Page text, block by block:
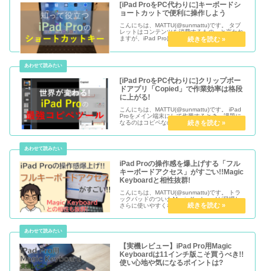
[iPad ProをPC代わりに]キーボードシ
ョートカットで便利に操作しよう
こんにちは、MATTU(@sunmattu)です。 タブ
レットはコンテンツを消費するもの、と言われ
ますが、iPad Proは違います。 iPad Proは、使
えるアプリはPCと比べてまだ差があります
が、PC並みに使える機能は非常に多いです。...
[iPad ProをPC代わりに]クリップボー
ドアプリ「Copied」で作業効率は格段
に上がる!
こんにちは、MATTU(@sunmattu)です。 iPad
Proをメイン端末にして作業するとき、課題に
なるのはコピペなのではないでしょうか。 え、
コピペ？と思われるかと思いますが、コピペの
使い勝手だけでiPad Proへの印象はガラッと...
iPad Proの操作感を爆上げする「フル
キーボードアクセス」がすごい!!Magic
Keyboardと相性抜群!
こんにちは、MATTU(@sunmattu)です。 トラ
ックパッドのついたMagic Keyboardが登場し
さらに使いやすくなったiPad Proですが、組み
合わせるとさらにすごい機能があります。 「フ
ルキーボードアクセス」です。 iPa...
【実機レビュー】iPad Pro用Magic
Keyboardは11インチ版こそ買うべき!!
使い心地や気になるポイントは?